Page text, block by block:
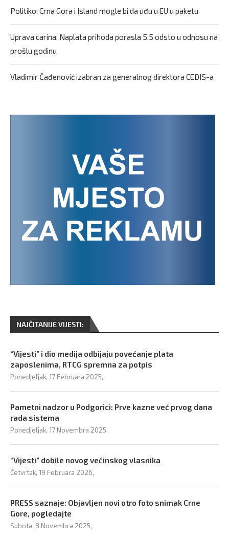
Politiko: Crna Gora i Island mogle bi da uđu u EU u paketu
Uprava carina: Naplata prihoda porasla 5,5 odsto u odnosu na
prošlu godinu
Vladimir Čađenović izabran za generalnog direktora CEDIS-a
NAJČITANIJE VIJESTI:
“Vijesti” i dio medija odbijaju povećanje plata
zaposlenima, RTCG spremna za potpis
Ponedjeljak, 17 Februara 2025,
Pametni nadzor u Podgorici: Prve kazne već prvog dana
rada sistema
Ponedjeljak, 17 Novembra 2025,
“Vijesti” dobile novog većinskog vlasnika
Četvrtak, 19 Februara 2026,
PRESS saznaje: Objavljen novi otro foto snimak Crne
Gore, pogledajte
Subota, 8 Novembra 2025,